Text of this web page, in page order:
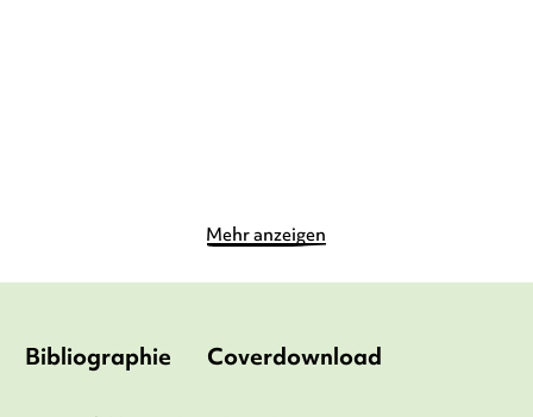
Mehr anzeigen
Bibliographie Coverdownload